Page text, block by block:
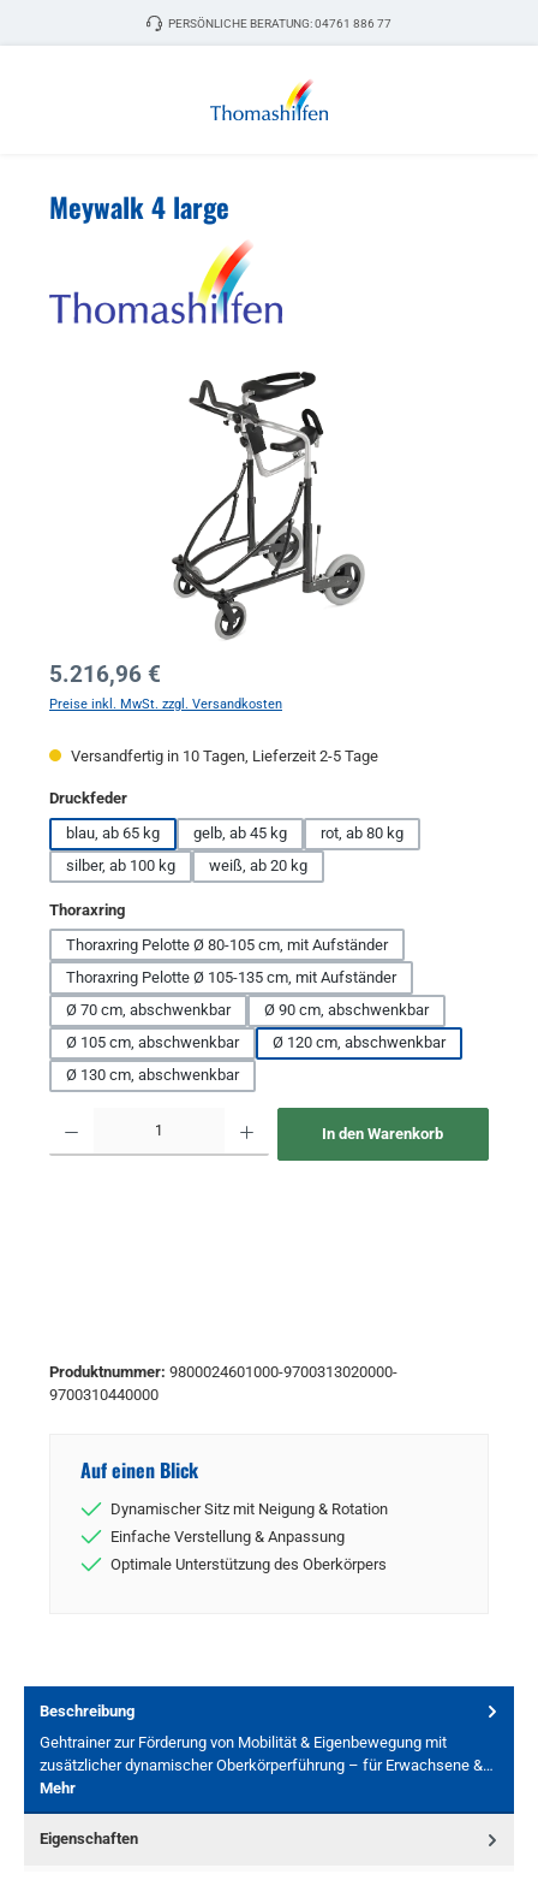
Zum Hauptinhalt springenPERSÖNLICHE BERATUNG:04761 886 77
Meywalk 4 large
Bildergalerie überspringen
Regulärer Preis:
5.216,96 €
Preise inkl. MwSt. zzgl. Versandkosten
Versandfertig in 10 Tagen, Lieferzeit 2-5 Tage
Druckfederauswählen
blau, ab 65 kg
gelb, ab 45 kg
rot, ab 80 kg
silber, ab 100 kg
weiß, ab 20 kg
Thoraxringauswählen
Thoraxring Pelotte Ø 80-105 cm, mit Aufständer
Thoraxring Pelotte Ø 105-135 cm, mit Aufständer
Ø 70 cm, abschwenkbar
Ø 90 cm, abschwenkbar
Ø 105 cm, abschwenkbar
Ø 120 cm, abschwenkbar
Ø 130 cm, abschwenkbar
In den Warenkorb
Produktnummer: 9800024601000-9700313020000-
9700310440000
Auf einen Blick
Dynamischer Sitz mit Neigung & Rotation
Einfache Verstellung & Anpassung
Optimale Unterstützung des Oberkörpers
Beschreibung
Gehtrainer zur Förderung von Mobilität & Eigenbewegung mit
zusätzlicher dynamischer Oberkörperführung – für Erwachsene &…
Mehr
Eigenschaften